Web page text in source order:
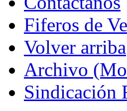
Fiferos de
Volver arriba
Archivo
Sindicación